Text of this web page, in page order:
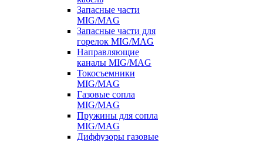
Запасные части
MIG/MAG
Запасные части для
горелок MIG/MAG
Направляющие
каналы MIG/MAG
Токосъемники
MIG/MAG
Газовые сопла
MIG/MAG
Пружины для сопла
MIG/MAG
Диффузоры газовые